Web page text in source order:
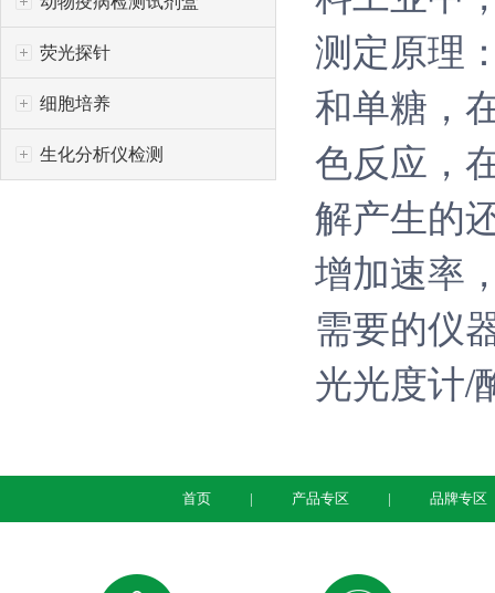
荧光探针
细胞培养
生化分析仪检测
测定原理
和单糖，
色反应，
解产生的
增加速率
需要的仪
光光度计/
首页 产品专区 品牌专区